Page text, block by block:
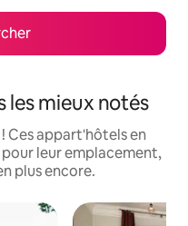
les mieux notés
Ces appart'hôtels en
leur emplacement,
plus encore.